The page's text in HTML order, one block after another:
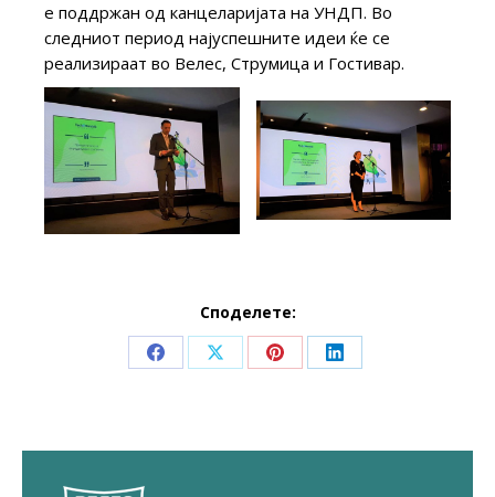
е поддржан од канцеларијата на УНДП. Во
следниот период најуспешните идеи ќе се
реализираат во Велес, Струмица и Гостивар.
Споделете:
Share Share Share Share